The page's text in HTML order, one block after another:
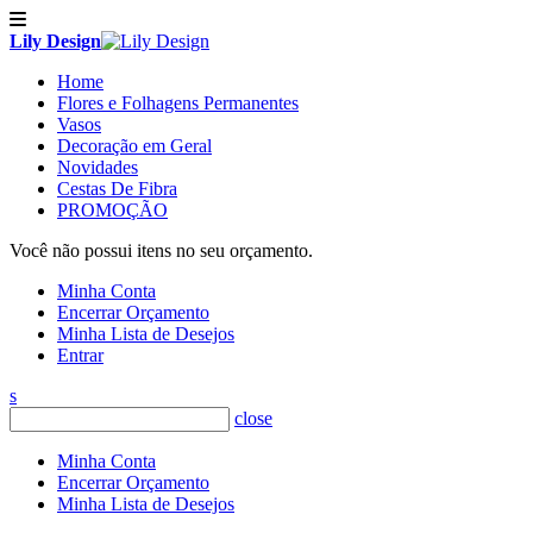
Lily Design
Home
Flores e Folhagens Permanentes
Vasos
Decoração em Geral
Novidades
Cestas De Fibra
PROMOÇÃO
Você não possui itens no seu orçamento.
Minha Conta
Encerrar Orçamento
Minha Lista de Desejos
Entrar
s
close
Minha Conta
Encerrar Orçamento
Minha Lista de Desejos